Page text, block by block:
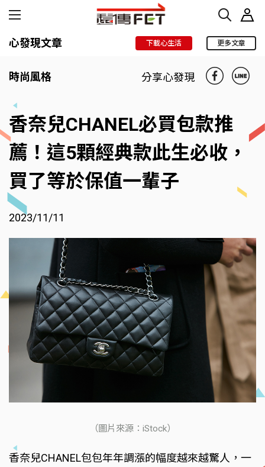
心發現文章 下載心生活 更多文章
時尚風格 分享心發現
香奈兒CHANEL必買包款推
薦！這5顆經典款此生必收，
買了等於保值一輩子
2023/11/11
（圖片來源：iStock）
香奈兒CHANEL包包年年調漲的幅度越來越驚人，一